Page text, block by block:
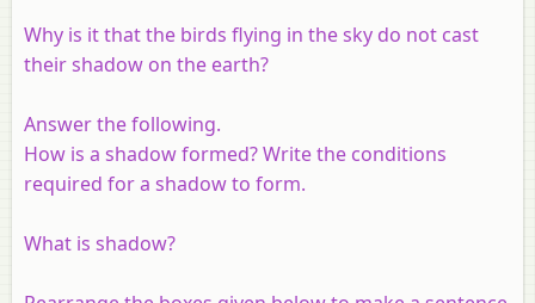
Why is it that the birds flying in the sky do not cast
their shadow on the earth?
Answer the following.
How is a shadow formed? Write the conditions
required for a shadow to form.
What is shadow?